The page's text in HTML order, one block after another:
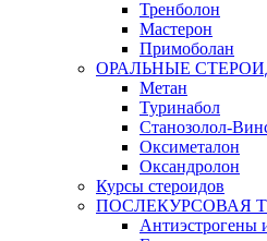
Тренболон
Мастерон
Примоболан
ОРАЛЬНЫЕ
Метан
Туринабол
Станозолол-
Оксиметалон
Оксандролон
Курсы стероидов
ПОСЛЕКУРСОВАЯ
Антиэстрогены